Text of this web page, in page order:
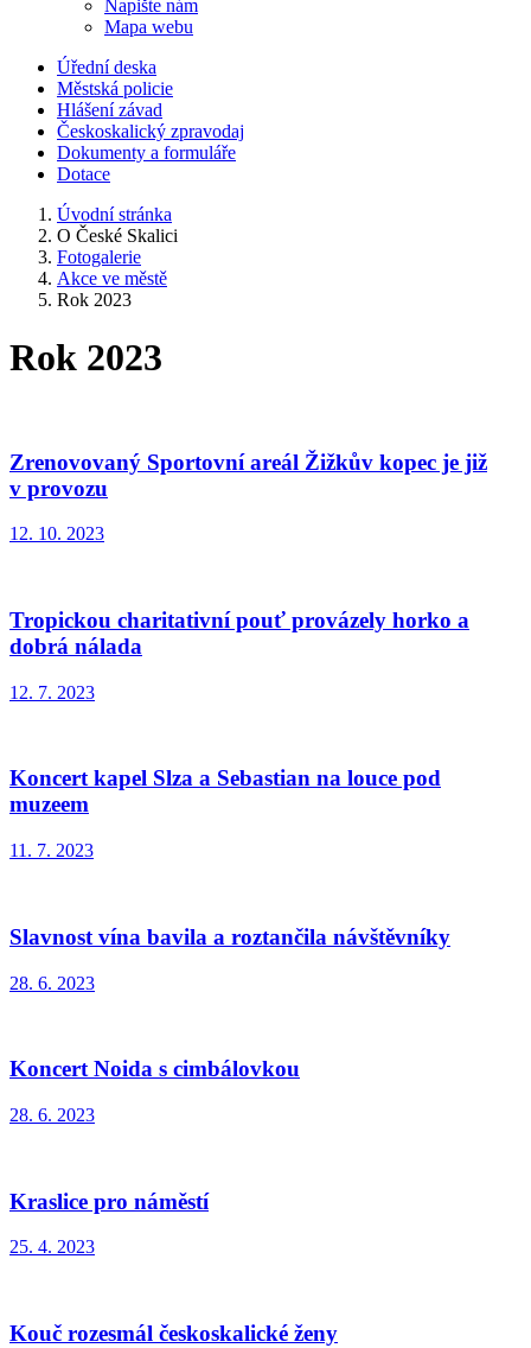
Napište nám
Mapa webu
Úřední deska
Městská policie
Hlášení závad
Českoskalický zpravodaj
Dokumenty a formuláře
Dotace
Úvodní stránka
O České Skalici
Fotogalerie
Akce ve městě
Rok 2023
Rok 2023
Zrenovovaný Sportovní areál Žižkův kopec je již
v provozu
12. 10. 2023
Tropickou charitativní pouť provázely horko a
dobrá nálada
12. 7. 2023
Koncert kapel Slza a Sebastian na louce pod
muzeem
11. 7. 2023
Slavnost vína bavila a roztančila návštěvníky
28. 6. 2023
Koncert Noida s cimbálovkou
28. 6. 2023
Kraslice pro náměstí
25. 4. 2023
Kouč rozesmál českoskalické ženy